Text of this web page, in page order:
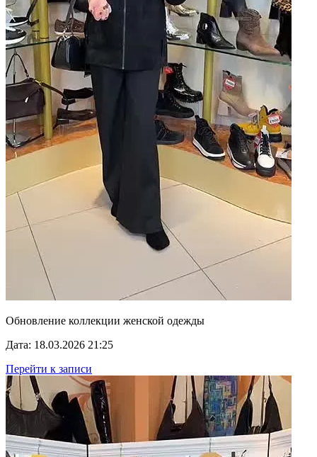
Обновление коллекции женской одежды
Дата: 18.03.2026 21:25
Перейти к записи